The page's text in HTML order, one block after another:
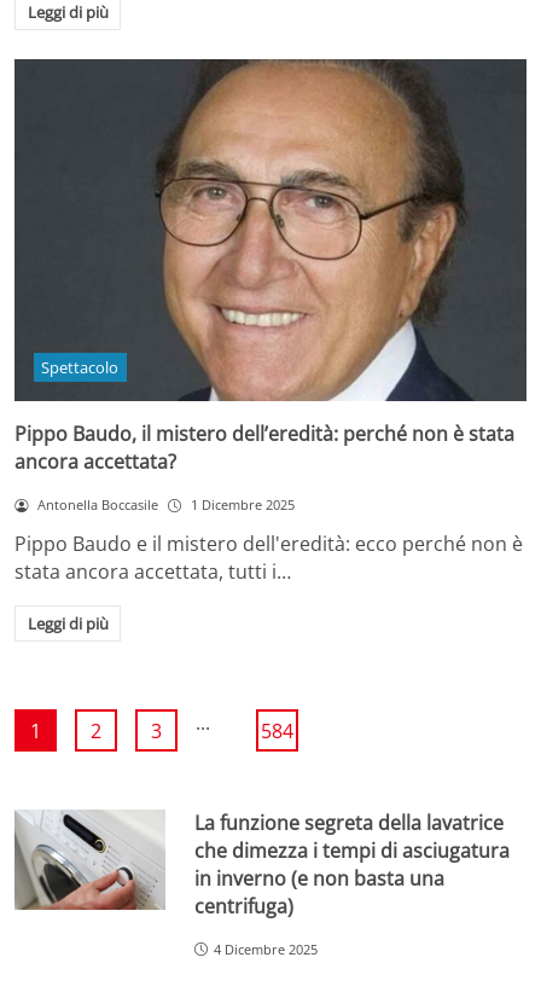
Leggi di più
Spettacolo
Pippo Baudo, il mistero dell’eredità: perché non è stata
ancora accettata?
Antonella Boccasile 1 Dicembre 2025
Pippo Baudo e il mistero dell'eredità: ecco perché non è
stata ancora accettata, tutti i…
Leggi di più
1 2 3 ... 584
La funzione segreta della lavatrice
che dimezza i tempi di asciugatura
in inverno (e non basta una
centrifuga)
4 Dicembre 2025